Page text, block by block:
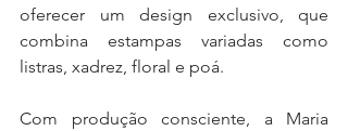
oferecer um design exclusivo, que
combina estampas variadas como
listras, xadrez, floral e poá.
Com produção consciente, a Maria